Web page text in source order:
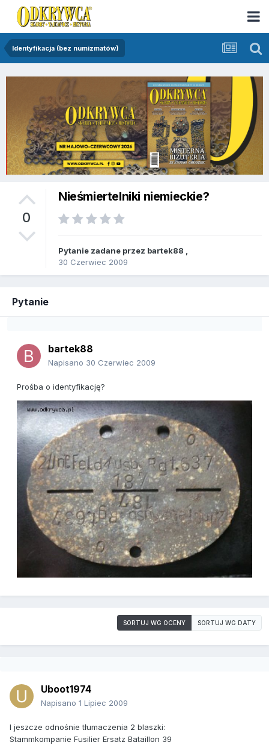
Identyfikacja (bez numizmatów)
0
Nieśmiertelniki niemieckie?
Pytanie zadane przez bartek88
30 Czerwiec 2009
Pytanie
bartek88
Napisano 30 Czerwiec 2009
Prośba o identyfikację?
SORTUJ WG OCENY SORTUJ WG DATY
Uboot1974
Napisano 1 Lipiec 2009
I jeszcze odnośnie tłumaczenia 2 blaszki:
Stammkompanie Fusilier Ersatz Bataillon 39